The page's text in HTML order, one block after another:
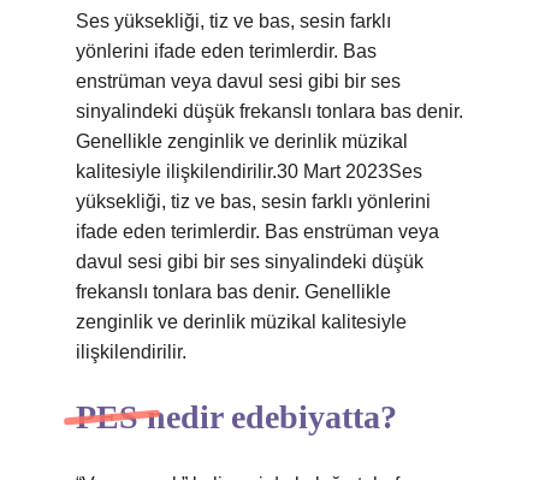
Ses yüksekliği, tiz ve bas, sesin farklı
yönlerini ifade eden terimlerdir. Bas
enstrüman veya davul sesi gibi bir ses
sinyalindeki düşük frekanslı tonlara bas denir.
Genellikle zenginlik ve derinlik müzikal
kalitesiyle ilişkilendirilir.30 Mart 2023Ses
yüksekliği, tiz ve bas, sesin farklı yönlerini
ifade eden terimlerdir. Bas enstrüman veya
davul sesi gibi bir ses sinyalindeki düşük
frekanslı tonlara bas denir. Genellikle
zenginlik ve derinlik müzikal kalitesiyle
ilişkilendirilir.
PES nedir edebiyatta?